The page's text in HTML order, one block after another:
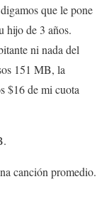
que le pone
hijo de 3 años.
ni nada del
151 MB, la
$16 de mi cuota
canción promedio.